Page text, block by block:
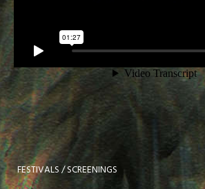
FESTIVALS / SCREENINGS